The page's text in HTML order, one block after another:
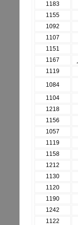
1183
1155
1092
1107
1151
1167
1119
1084
1104
1218
1156
1057
1119
1158
1212
1130
1120
1190
1242
1122